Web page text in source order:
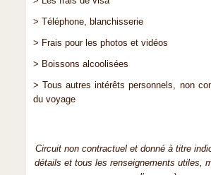
> Téléphone, blanchisserie
> Frais pour les photos et vidéos
> Boissons alcoolisées
> Tous autres intérêts personnels, non
du voyage
Circuit non contractuel et donné à titre
détails et tous les renseignements utiles,